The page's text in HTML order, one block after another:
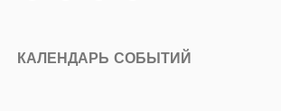
КАЛЕНДАРЬ СОБЫТИЙ